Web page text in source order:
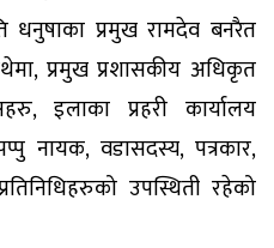
धनुषाका प्रमुख रामदेव बनरैत
प्रमुख प्रशासकीय अधिकृत
इलाका प्रहरी कार्यालय
नायक, वडासदस्य, पत्रकार,
उपस्थिती रहेको